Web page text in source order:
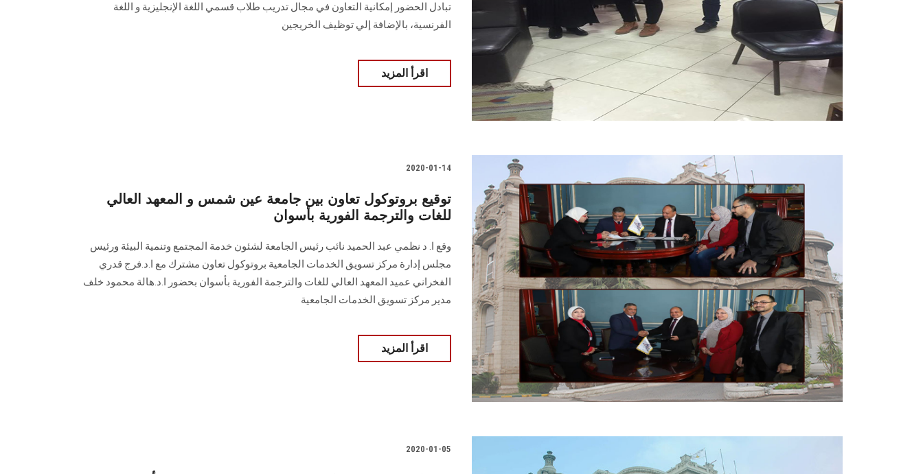
تبادل الحضور إمكانية التعاون في مجال تدريب طلاب قسمي اللغة الإنجليزية و اللغة
الفرنسية، بالإضافة إلي توظيف الخريجين
اقرأ المزيد
2020-01-14
توقيع بروتوكول تعاون بين جامعة عين شمس و المعهد العالي
للغات والترجمة الفورية بأسوان
وقع ا. د نظمي عبد الحميد نائب رئيس الجامعة لشئون خدمة المجتمع وتنمية البيئة ورئيس
مجلس إدارة مركز تسويق الخدمات الجامعية بروتوكول تعاون مشترك مع ا.د.فرج قدري
الفخراني عميد المعهد العالي للغات والترجمة الفورية بأسوان بحضور ا.د.هالة محمود خلف
مدير مركز تسويق الخدمات الجامعية
اقرأ المزيد
2020-01-05